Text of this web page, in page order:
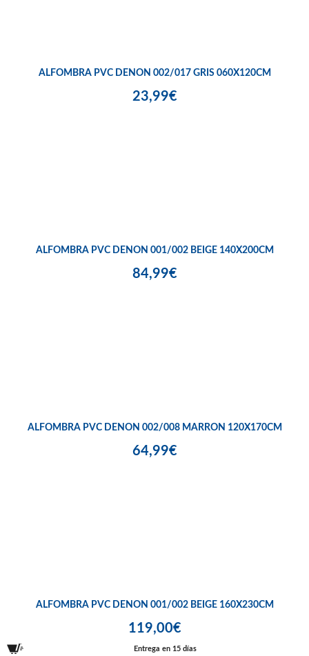
ALFOMBRA PVC DENON 002/017 GRIS 060X120CM
23,99€
ALFOMBRA PVC DENON 001/002 BEIGE 140X200CM
84,99€
ALFOMBRA PVC DENON 002/008 MARRON 120X170CM
64,99€
ALFOMBRA PVC DENON 001/002 BEIGE 160X230CM
119,00€
Entrega en 15 días